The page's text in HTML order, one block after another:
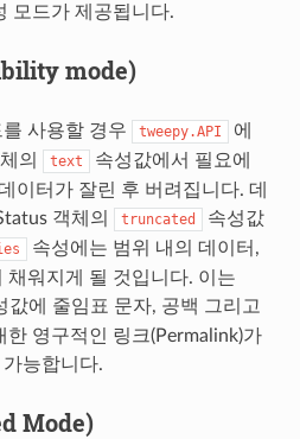
모드가 제공됩니다.
mode)
사용할 경우 tweepy.API
에
의
text
속성값에서 필요에
이터가 잘린 후 버려집니다. 데
객체의
truncated
속성값
속성에는 범위 내의 데이터,
채워지게 될 것입니다. 이는
값에 줄임표 문자, 공백 그리고
영구적인 링크(Permalink)가
능합니다.
Mode)